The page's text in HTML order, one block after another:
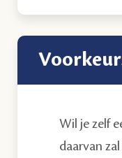
Wil je zelf
daarvan